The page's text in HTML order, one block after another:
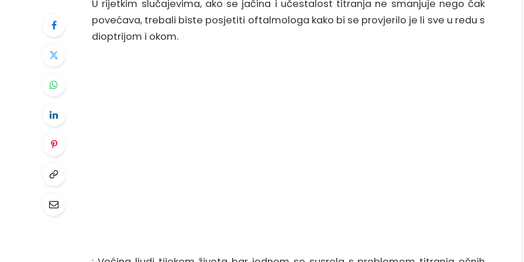
U rijetkim slučajevima, ako se jačina i učestalost titranja ne smanjuje nego čak
povećava, trebali biste posjetiti oftalmologa kako bi se provjerilo je li sve u redu s
dioptrijom i okom.